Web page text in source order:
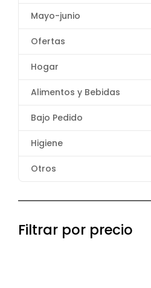
Mayo-junio
Ofertas
Hogar
Alimentos y Bebidas
Bajo Pedido
Higiene
Otros
Filtrar por precio